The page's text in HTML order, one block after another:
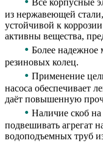
из нержавеющей
устойчивой к
активны вещества,
• Более
резиновых колец.
• Применение
насоса обеспечивает
даёт повышенную
• Наличие скоб
подвешивать агрегат
водоподъемных труб